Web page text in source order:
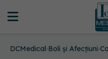
DCMedical›Boli și Afecțiuni›